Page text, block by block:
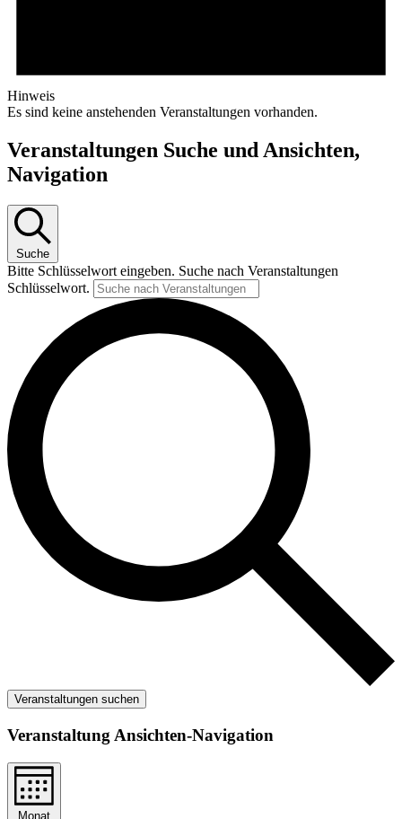
Hinweis
Es sind keine anstehenden Veranstaltungen vorhanden.
Veranstaltungen Suche und Ansichten,
Navigation
Suche
Bitte Schlüsselwort eingeben. Suche nach Veranstaltungen
Schlüsselwort.
Veranstaltungen suchen
Veranstaltung Ansichten-Navigation
Monat